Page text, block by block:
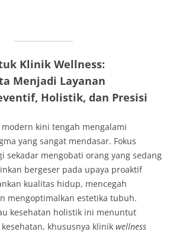
Klinik Wellness:
Menjadi Layanan
Holistik, dan Presisi
kini tengah mengalami
yang sangat mendasar. Fokus
sekadar mengobati orang yang sedang
bergeser pada upaya proaktif
kualitas hidup, mencegah
mengoptimalkan estetika tubuh.
kesehatan holistik ini menuntut
khususnya klinik wellness